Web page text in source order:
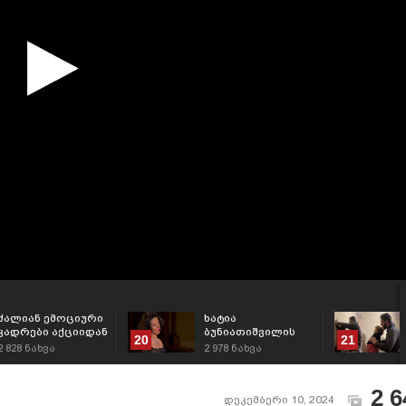
ემოციური
აქციიდან
828 ნახვა
20
ხატია
ბუნიათიშვილის
საოცარი
2 978 ნახვა
21
დეკემბერი 10, 2024 2